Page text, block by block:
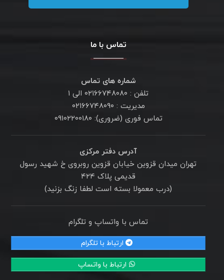
تماس با ما
شماره های تماس
تلفن : ۰۲۱۶۶۷۴۸۰۸۰ الی ۱
مدیریت : ۰۲۱۶۶۷۴۸۰۹۰
تماس فوری (ضروری): ۰۹۱۰۲۲۰۰۱۸۰
آدرس دفتر مرکزی
تهران میدان قزوین خیابان قزوین روبروی خ شهید رسول
قدیمی پلاک ۴۲۴
(درب معمولا بسته است لطفا زنگ بزنید)
تماس با واتساپ و تلگرام
ارتباط با تلگرام
ارتباط با واتساپ